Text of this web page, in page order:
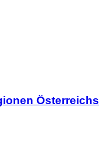
Österreichs